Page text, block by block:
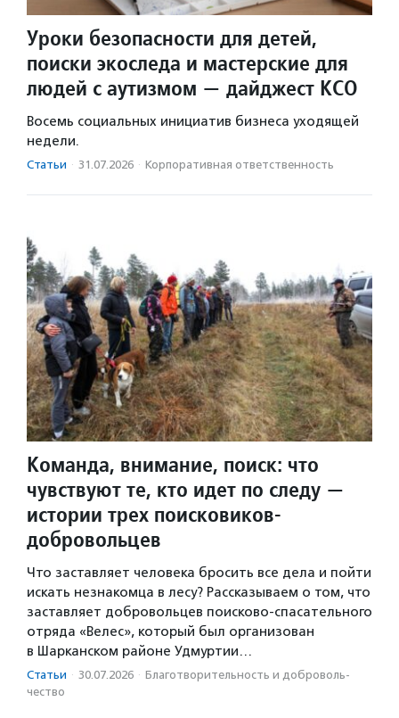
Уроки безопасности для детей,
поиски экоследа и мастерские для
людей с аутизмом — дайджест КСО
Восемь социальных инициатив бизнеса уходящей
недели.
Статьи · 31.07.2026 · Корпоративная ответственность
Команда, внимание, поиск: что
чувствуют те, кто идет по следу —
истории трех поисковиков-
добровольцев
Что заставляет человека бросить все дела и пойти
искать незнакомца в лесу? Рассказываем о том, что
заставляет добровольцев поисково-спасательного
отряда «Велес», который был организован
в Шарканском районе Удмуртии…
Статьи · 30.07.2026 · Благотвори­тель­ность и доброволь­
чест­во